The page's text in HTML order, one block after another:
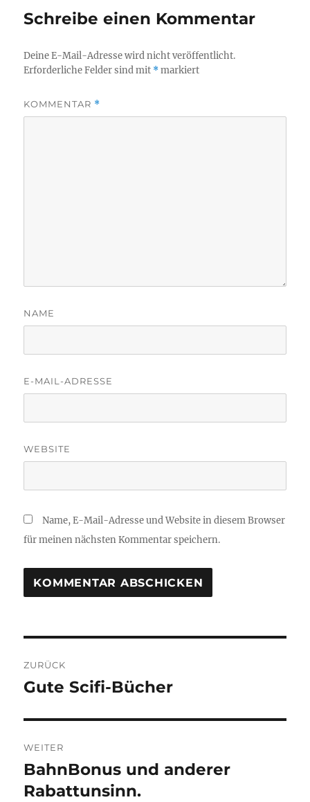
Schreibe einen Kommentar
Deine E-Mail-Adresse wird nicht veröffentlicht.
Erforderliche Felder sind mit *markiert
KOMMENTAR *
NAME
E-MAIL-ADRESSE
WEBSITE
Name, E-Mail-Adresse und Website in diesem Browser
für meinen nächsten Kommentar speichern.
ZURÜCK
Vorheriger
Gute Scifi-Bücher
WEITER
Nächster
Beitrag:
BahnBonus und anderer
Rabattunsinn.